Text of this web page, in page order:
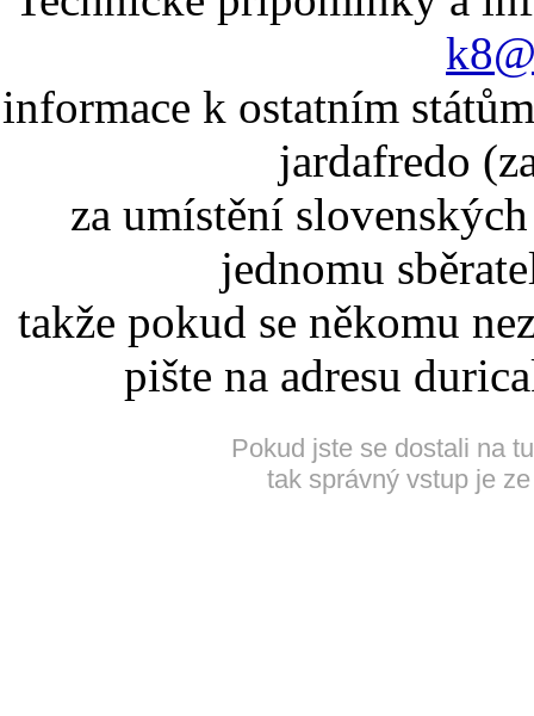
informace k ostatním
jardafredo
za umístění
jednomu
takže pokud se někomu
pište na adresu
Pokud jste se dostali na
tak správný vstup je